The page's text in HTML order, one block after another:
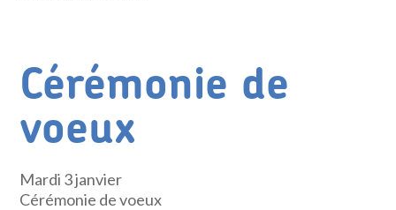
Cérémonie de
voeux
Mardi 3 janvier
Cérémonie de voeux